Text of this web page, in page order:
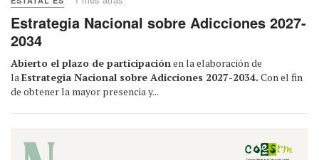
Estrategia Nacional sobre Adicciones 2027-
2034
Abierto el plazo de participaciónen la elaboración de
laEstrategia Nacional sobre Adicciones 2027-2034. Con el fin
de obtener la mayor presencia y...